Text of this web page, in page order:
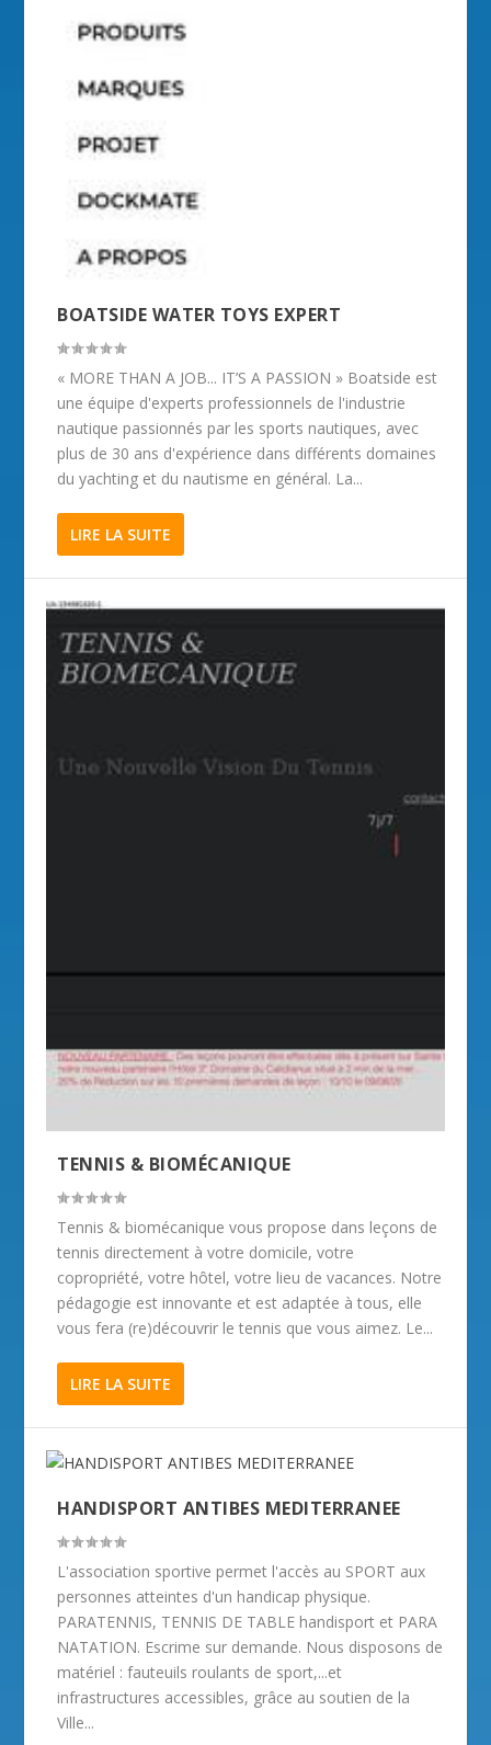
BOATSIDE WATER TOYS EXPERT
« MORE THAN A JOB... IT’S A PASSION » Boatside est
une équipe d'experts professionnels de l'industrie
nautique passionnés par les sports nautiques, avec
plus de 30 ans d'expérience dans différents domaines
du yachting et du nautisme en général. La...
LIRE LA SUITE
TENNIS & BIOMÉCANIQUE
Tennis & biomécanique vous propose dans leçons de
tennis directement à votre domicile, votre
copropriété, votre hôtel, votre lieu de vacances. Notre
pédagogie est innovante et est adaptée à tous, elle
vous fera (re)découvrir le tennis que vous aimez. Le...
LIRE LA SUITE
HANDISPORT ANTIBES MEDITERRANEE
L'association sportive permet l'accès au SPORT aux
personnes atteintes d'un handicap physique.
PARATENNIS, TENNIS DE TABLE handisport et PARA
NATATION. Escrime sur demande. Nous disposons de
matériel : fauteuils roulants de sport,...et
infrastructures accessibles, grâce au soutien de la
Ville...